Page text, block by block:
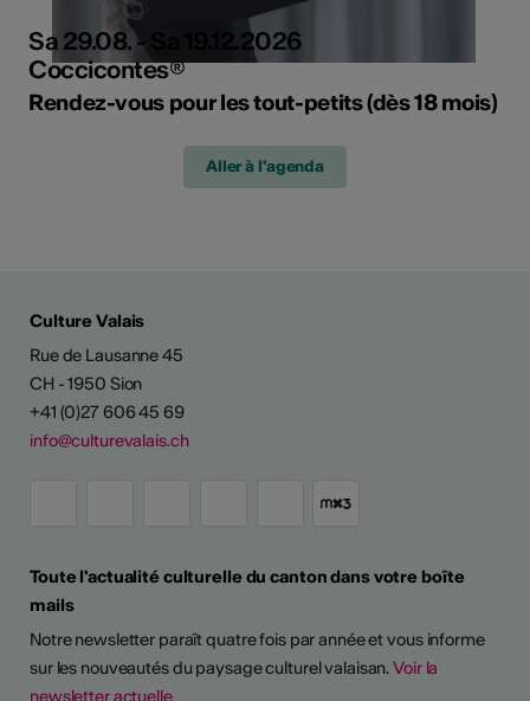
Sa 29.08. - Sa 19.12.2026
Coccicontes®
Rendez-vous pour les tout-petits (dès 18 mois)
Aller à l'agenda
Culture Valais
Rue de Lausanne 45
CH - 1950 Sion
+41 (0)27 606 45 69
info@culturevalais.ch
Toute l'actualité culturelle du canton dans votre boîte
mails
Notre newsletter paraît quatre fois par année et vous informe
sur les nouveautés du paysage culturel valaisan.Voir la
newsletter actuelle